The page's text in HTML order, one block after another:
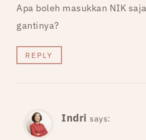
Apa boleh masukkan NIK
gantinya?
REPLY
Indri says: